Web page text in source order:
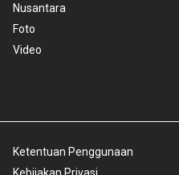
Nusantara
Foto
Video
Ketentuan Penggunaan
Kebijakan Privasi